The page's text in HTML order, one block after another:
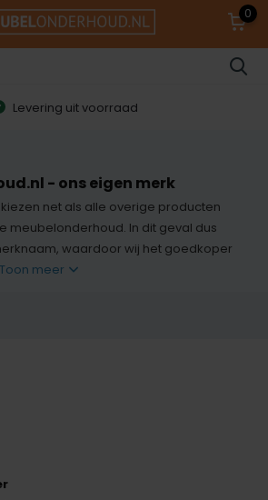
0
Levering uit voorraad
- ons eigen merk
net als alle overige producten
meubelonderhoud. In dit geval dus
waardoor wij het goedkoper
Toon meer